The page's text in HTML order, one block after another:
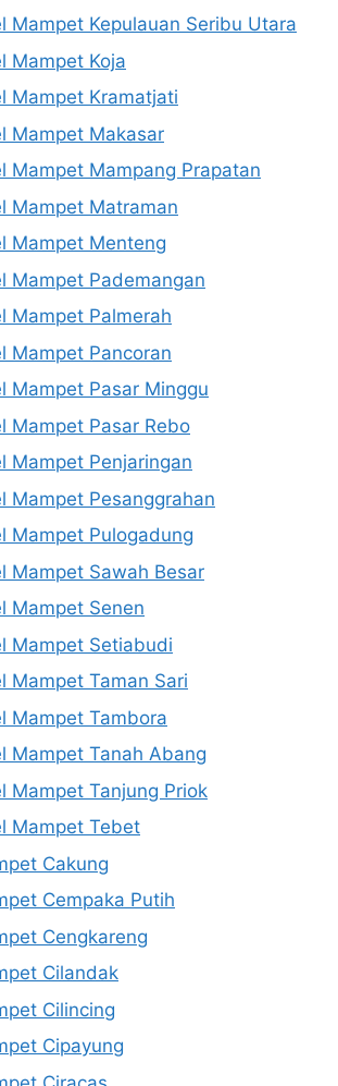
Mampet Kepulauan Seribu Utara
Mampet Koja
Mampet Kramatjati
Mampet Makasar
Mampet Mampang Prapatan
Mampet Matraman
Mampet Menteng
Mampet Pademangan
Mampet Palmerah
Mampet Pancoran
Mampet Pasar Minggu
Mampet Pasar Rebo
Mampet Penjaringan
Mampet Pesanggrahan
Mampet Pulogadung
Mampet Sawah Besar
Mampet Senen
Mampet Setiabudi
Mampet Taman Sari
Mampet Tambora
Mampet Tanah Abang
Mampet Tanjung Priok
Mampet Tebet
Cakung
Cempaka Putih
Cengkareng
Cilandak
Cilincing
Cipayung